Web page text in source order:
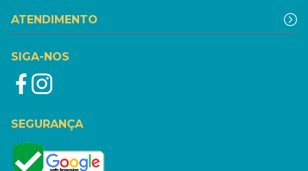
ATENDIMENTO
SIGA-NOS
SEGURANÇA